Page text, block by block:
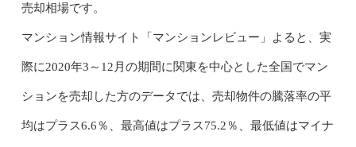
売却相場です。
マンション情報サイト「マンションレビュー」よると、実
際に2020年3～12月の期間に関東を中心とした全国でマン
ションを売却した方のデータでは、売却物件の騰落率の平
均はプラス6.6％、最高値はプラス75.2％、最低値はマイナ